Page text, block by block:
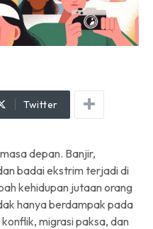
Twitter
depan. Banjir,
badai ekstrim terjadi di
kehidupan jutaan orang
hanya berdampak pada
migrasi paksa, dan